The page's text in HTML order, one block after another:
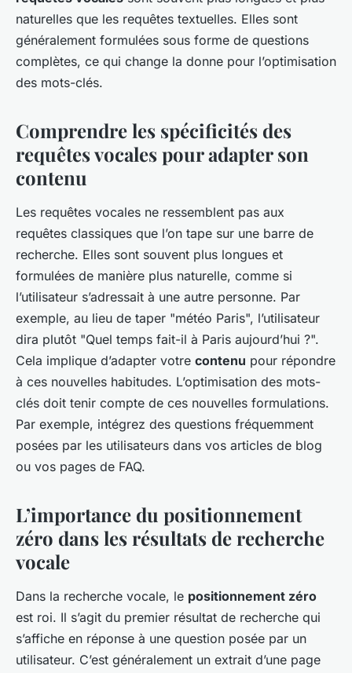
naturelles que les requêtes textuelles. Elles sont
généralement formulées sous forme de questions
complètes, ce qui change la donne pour l’optimisation
des mots-clés.
Comprendre les spécificités des
requêtes vocales pour adapter son
contenu
Les requêtes vocales ne ressemblent pas aux
requêtes classiques que l’on tape sur une barre de
recherche. Elles sont souvent plus longues et
formulées de manière plus naturelle, comme si
l’utilisateur s’adressait à une autre personne. Par
exemple, au lieu de taper "météo Paris", l’utilisateur
dira plutôt "Quel temps fait-il à Paris aujourd’hui ?".
Cela implique d’adapter votre contenu pour répondre
à ces nouvelles habitudes. L’optimisation des mots-
clés doit tenir compte de ces nouvelles formulations.
Par exemple, intégrez des questions fréquemment
posées par les utilisateurs dans vos articles de blog
ou vos pages de FAQ.
L’importance du positionnement
zéro dans les résultats de recherche
vocale
Dans la recherche vocale, le positionnement zéro
est roi. Il s’agit du premier résultat de recherche qui
s’affiche en réponse à une question posée par un
utilisateur. C’est généralement un extrait d’une page